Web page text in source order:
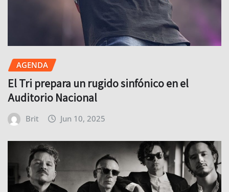
AGENDA
El Tri prepara un rugido sinfónico en el
Auditorio Nacional
Brit Jun 10, 2025